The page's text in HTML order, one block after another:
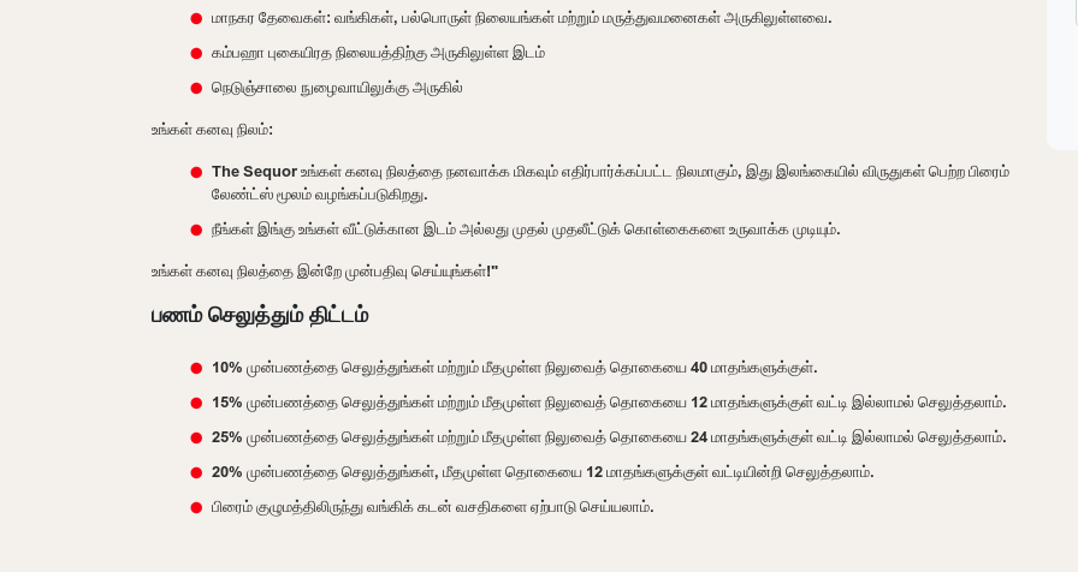
மாநகர தேவைகள்: வங்கிகள், பல்பொருள் நிலையங்கள் மற்றும் மருத்துவமனைகள் அருகிலுள்ளவை.
கம்பஹா புகையிரத நிலையத்திற்கு அருகிலுள்ள இடம்
நெடுஞ்சாலை நுழைவாயிலுக்கு அருகில்
உங்கள் கனவு நிலம்:
The Sequor உங்கள் கனவு நிலத்தை நனவாக்க மிகவும் எதிர்பார்க்கப்பட்ட நிலமாகும், இது இலங்கையில் விருதுகள் பெற்ற பிரைம்
லேண்ட்ஸ் மூலம் வழங்கப்படுகிறது.
நீங்கள் இங்கு உங்கள் வீட்டுக்கான இடம் அல்லது முதல் முதலீட்டுக் கொள்கைகளை உருவாக்க முடியும்.
உங்கள் கனவு நிலத்தை இன்றே முன்பதிவு செய்யுங்கள்!"
பணம் செலுத்தும் திட்டம்
10% முன்பணத்தை செலுத்துங்கள் மற்றும் மீதமுள்ள நிலுவைத் தொகையை 40 மாதங்களுக்குள்.
15% முன்பணத்தை செலுத்துங்கள் மற்றும் மீதமுள்ள நிலுவைத் தொகையை 12 மாதங்களுக்குள் வட்டி இல்லாமல் செலுத்தலாம்.
25% முன்பணத்தை செலுத்துங்கள் மற்றும் மீதமுள்ள நிலுவைத் தொகையை 24 மாதங்களுக்குள் வட்டி இல்லாமல் செலுத்தலாம்.
20% முன்பணத்தை செலுத்துங்கள், மீதமுள்ள தொகையை 12 மாதங்களுக்குள் வட்டியின்றி செலுத்தலாம்.
பிரைம் குழுமத்திலிருந்து வங்கிக் கடன் வசதிகளை ஏற்பாடு செய்யலாம்.